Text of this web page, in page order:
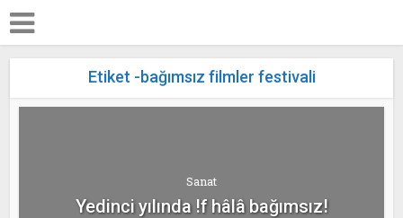
Etiket -bağımsız filmler festivali
Sanat
Yedinci yılında !f hâlâ bağımsız!